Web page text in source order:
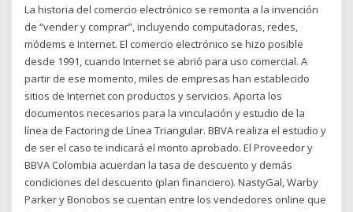
La historia del comercio electrónico se remonta a la invención
de “vender y comprar”, incluyendo computadoras, redes,
módems e Internet. El comercio electrónico se hizo posible
desde 1991, cuando Internet se abrió para uso comercial. A
partir de ese momento, miles de empresas han establecido
sitios de Internet con productos y servicios. Aporta los
documentos necesarios para la vinculación y estudio de la
línea de Factoring de Línea Triangular. BBVA realiza el estudio y
de ser el caso te indicará el monto aprobado. El Proveedor y
BBVA Colombia acuerdan la tasa de descuento y demás
condiciones del descuento (plan financiero). NastyGal, Warby
Parker y Bonobos se cuentan entre los vendedores online que